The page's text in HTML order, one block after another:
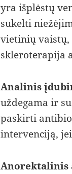
yra išplėstų
sukelti
vietinių vaistų,
skleroterapija
Analinis
uždegama ir
paskirti
intervenciją,
Anorektalinis